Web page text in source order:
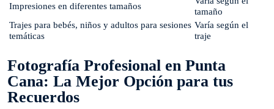
Impresiones en diferentes tamaños
tamaño
Trajes para bebés, niños y adultos para sesiones
temáticas
Varía según el
traje
Fotografía Profesional en Punta
Cana: La Mejor Opción para tus
Recuerdos